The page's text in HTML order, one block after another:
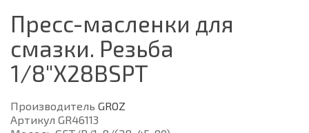
Пресс-масленки для
смазки. Резьба
1/8"Х28BSPT
Производитель GROZ
Артикул GR46113